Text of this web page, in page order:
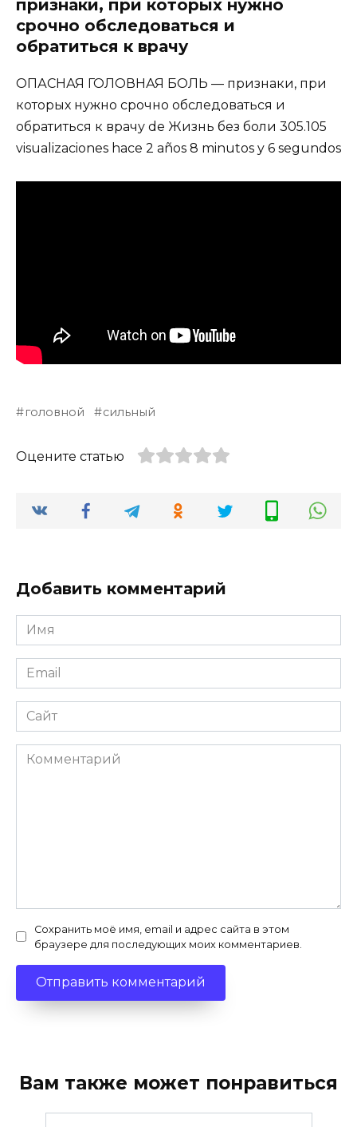
признаки, при которых нужно
срочно обследоваться и
обратиться к врачу
ОПАСНАЯ ГОЛОВНАЯ БОЛЬ — признаки, при
которых нужно срочно обследоваться и
обратиться к врачу de Жизнь без боли 305.105
visualizaciones hace 2 años 8 minutos y 6 segundos
головной сильный
Оцените статью
Добавить комментарий
Имя
*
Email
*
Сайт
Комментарий
Сохранить моё имя, email и адрес сайта в этом
браузере для последующих моих комментариев.
Вам также может понравиться